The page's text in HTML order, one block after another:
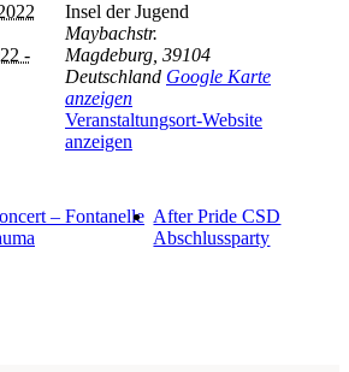
-
Insel der Jugend
Maybachstr.
Magdeburg, 39104
Deutschland Google Karte
anzeigen
Veranstaltungsort-Website
anzeigen
– Fontanelle After Pride CSD
Abschlussparty